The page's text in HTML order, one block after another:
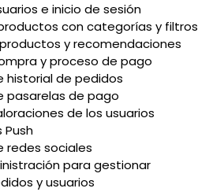
e inicio de sesión
con categorías y filtros
y recomendaciones
y proceso de pago
historial de pedidos
pasarelas de pago
de los usuarios
redes sociales
para gestionar
y usuarios